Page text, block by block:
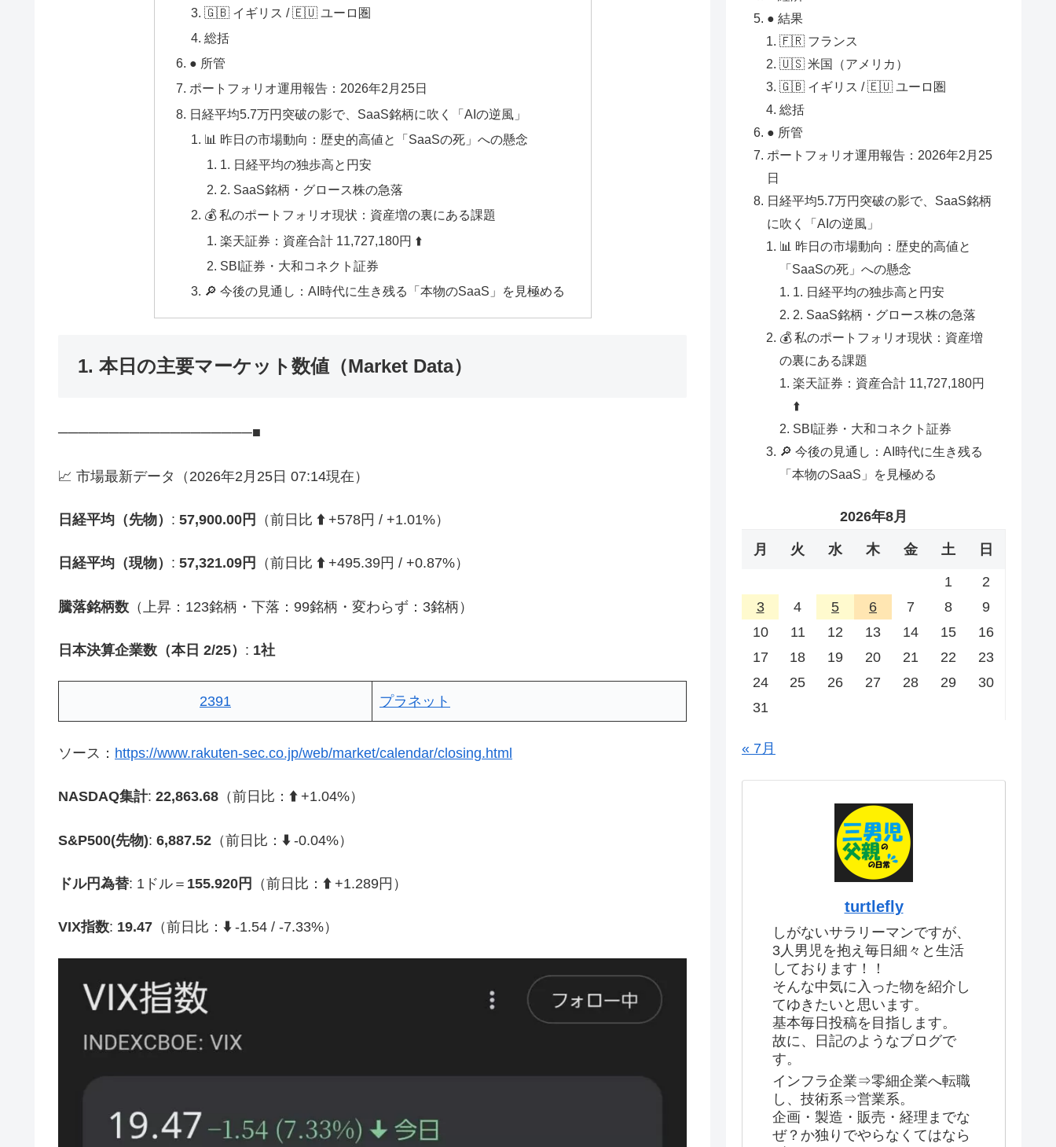
🇬🇧 イギリス / 🇪🇺 ユーロ圏
総括
● 所管
ポートフォリオ運用報告：2026年2月25日
日経平均5.7万円突破の影で、SaaS銘柄に吹く「AIの逆風」
📊 昨日の市場動向：歴史的高値と「SaaSの死」への懸念
1. 日経平均の独歩高と円安
2. SaaS銘柄・グロース株の急落
💰 私のポートフォリオ現状：資産増の裏にある課題
楽天証券：資産合計 11,727,180円 ⬆️
SBI証券・大和コネクト証券
🔎 今後の見通し：AI時代に生き残る「本物のSaaS」を見極める
1. 本日の主要マーケット数値（Market Data）
───────────────────■
📈 市場最新データ（2026年2月25日 07:14現在）
日経平均（先物） : 57,900.00円 （前日比 ⬆️+578円 / +1.01%）
日経平均（現物） : 57,321.09円 （前日比 ⬆️+495.39円 / +0.87%）
騰落銘柄数 （上昇：123銘柄・下落：99銘柄・変わらず：3銘柄）
日本決算企業数（本日 2/25） : 1社
2391 プラネット
ソース： https://www.rakuten-sec.co.jp/web/market/calendar/closing.html
NASDAQ集計: 22,863.68 （前日比： ⬆️+1.04%）
S&P500(先物): 6,887.52 （前日比： ⬇️-0.04%）
ドル円為替: 1ドル＝ 155.920円 （前日比： ⬆️+1.289円）
VIX指数: 19.47 （前日比： ⬇️-1.54 / -7.33%）
● 結果
🇫🇷 フランス
🇺🇸 米国（アメリカ）
🇬🇧 イギリス / 🇪🇺 ユーロ圏
総括
● 所管
ポートフォリオ運用報告：2026年2月25
日
日経平均5.7万円突破の影で、SaaS銘柄
に吹く「AIの逆風」
📊 昨日の市場動向：歴史的高値と
「SaaSの死」への懸念
1. 日経平均の独歩高と円安
2. SaaS銘柄・グロース株の急落
💰 私のポートフォリオ現状：資産増
の裏にある課題
楽天証券：資産合計 11,727,180円
⬆️
SBI証券・大和コネクト証券
🔎 今後の見通し：AI時代に生き残る
「本物のSaaS」を見極める
2026年8月
月 火 水 木 金 土 日
1
2
3
4 5 6 7 8
9
10
11 12 13 14 15
16
17
18 19 20 21 22
23
24
25 26 27 28 29
30
31
« 7月
turtlefly
しがないサラリーマンですが、
3人男児を抱え毎日細々と生活
しております！！
そんな中気に入った物を紹介し
てゆきたいと思います。
基本毎日投稿を目指します。
故に、日記のようなブログで
す。
インフラ企業⇒零細企業へ転職
し、技術系⇒営業系。
企画・製造・販売・経理までな
ぜ？か独りでやらなくてはなら